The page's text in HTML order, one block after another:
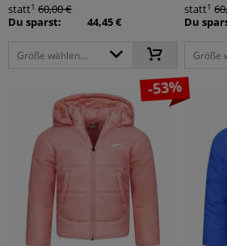
statt1 60,00 €
Du sparst:
44,45 €
Größe wählen...
statt1
Du
Größe
-53%